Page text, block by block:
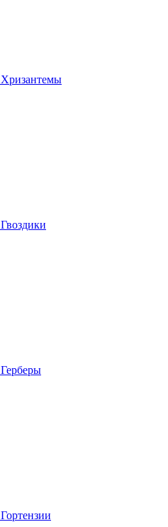
Хризантемы
Гвоздики
Герберы
Гортензии